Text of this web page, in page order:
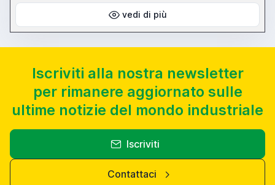
vedi di più
Iscriviti alla nostra newsletter
per rimanere aggiornato sulle
ultime notizie del mondo industriale
Iscriviti
Contattaci